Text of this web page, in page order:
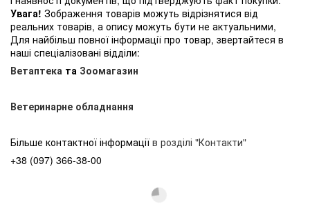
Увага! Зображення товарів можуть відрізнятися від
реальних товарів, а опису можуть бути не актуальними,
Для найбільш повної інформації про товар, звертайтеся в
наші спеціалізовані відділи:
Ветаптека та Зоомагазин
Ветеринарне обладнання
Більше контактної інформації в розділі "Контакти"
+38 (097) 366-38-00